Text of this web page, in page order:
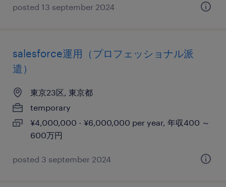
posted 13 september 2024
salesforce運用（プロフェッショナル派
遣）
東京23区, 東京都
temporary
¥4,000,000 - ¥6,000,000 per year, 年収400 ～
600万円
posted 3 september 2024